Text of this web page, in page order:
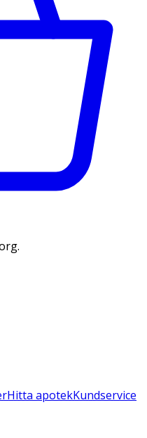
Hitta apotekKundservice